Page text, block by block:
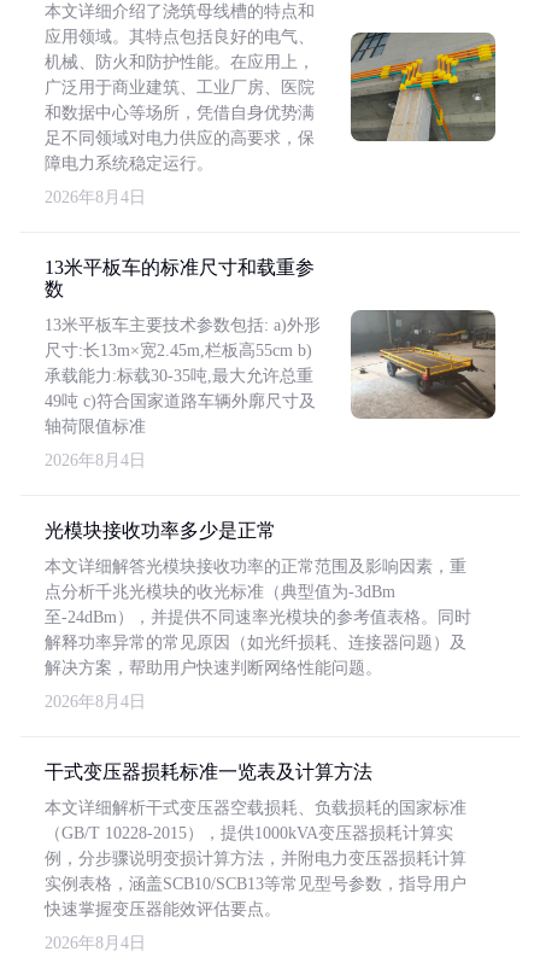
本文详细介绍了浇筑母线槽的特点和
应用领域。其特点包括良好的电气、
机械、防火和防护性能。在应用上，
广泛用于商业建筑、工业厂房、医院
和数据中心等场所，凭借自身优势满
足不同领域对电力供应的高要求，保
障电力系统稳定运行。
2026年8月4日
13米平板车的标准尺寸和载重参
数
13米平板车主要技术参数包括: a)外形
尺寸:长13m×宽2.45m,栏板高55cm b)
承载能力:标载30-35吨,最大允许总重
49吨 c)符合国家道路车辆外廓尺寸及
轴荷限值标准
2026年8月4日
光模块接收功率多少是正常
本文详细解答光模块接收功率的正常范围及影响因素，重
点分析千兆光模块的收光标准（典型值为-3dBm
至-24dBm），并提供不同速率光模块的参考值表格。同时
解释功率异常的常见原因（如光纤损耗、连接器问题）及
解决方案，帮助用户快速判断网络性能问题。
2026年8月4日
干式变压器损耗标准一览表及计算方法
本文详细解析干式变压器空载损耗、负载损耗的国家标准
（GB/T 10228-2015），提供1000kVA变压器损耗计算实
例，分步骤说明变损计算方法，并附电力变压器损耗计算
实例表格，涵盖SCB10/SCB13等常见型号参数，指导用户
快速掌握变压器能效评估要点。
2026年8月4日